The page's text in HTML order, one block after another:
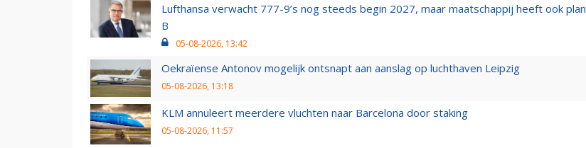
Lufthansa verwacht 777-9’s nog steeds begin 2027, maar maatschappij heeft ook plan
B
05-08-2026, 13:42
Oekraïense Antonov mogelijk ontsnapt aan aanslag op luchthaven Leipzig
05-08-2026, 13:18
KLM annuleert meerdere vluchten naar Barcelona door staking
05-08-2026, 11:57